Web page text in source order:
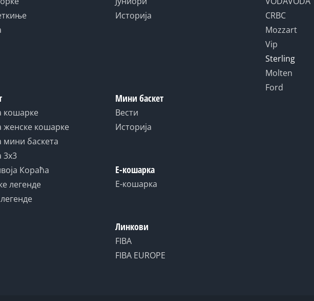
кошарке
женске кошарке
мини баскета
3x3
Кораћа
легенде
Историја
Мини баскет
Вести
Историја
Е-кошарка
Е-кошарка
Линкови
FIBA
FIBA EUROPE
CRBC
Mozzart
Vip
Sterling
Molten
Ford